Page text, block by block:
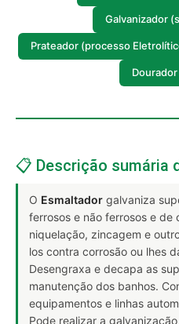
Galvanizador
Prateador (processo
📋 Descrição sumária
O Esmaltador galvaniza
ferrosos e não ferrosos e de
niquelação, zincagem e
los contra corrosão ou lhes
Desengraxa e decapa as
manutenção dos banhos.
equipamentos e linhas
Pode realizar a